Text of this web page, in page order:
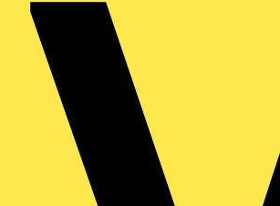
Sentara US Batterienennspannung 216
V Schutzart IP 20 Farbe RAL 7035 max.
Sentara US 240 Stück von vorn zugängliches
einführung von oben, Türanschlag links,
auf rechts, Türöffnungswinkel 180°
jede andere Leistung und
optional kann Sentara CPS als AC-System
für Sicherheitszwecke anstelle der
(z. B. TWISTER ® S1) Gateway zur
in den Gebäudebus der GLT (Option) ››
Betrieb, Batteriebetrieb, Störung,